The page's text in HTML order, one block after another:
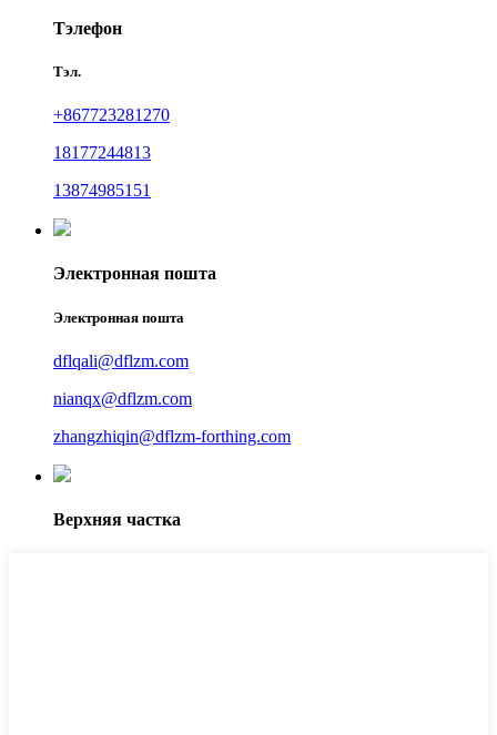
Тэлефон
Тэл.
+867723281270
18177244813
13874985151
Электронная пошта
Электронная пошта
dflqali@dflzm.com
nianqx@dflzm.com
zhangzhiqin@dflzm-forthing.com
Верхняя частка